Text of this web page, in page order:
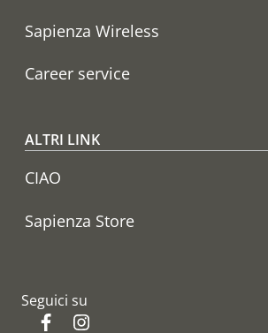
Sapienza Wireless
Career service
ALTRI LINK
CIAO
Sapienza Store
Seguici su
Facebook